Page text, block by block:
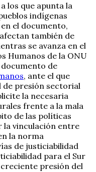
los que apunta la
indígenas
el documento,
también de
se avanza en el
Humanos de la ONU
de
, ante el que
de presión sectorial
la necesaria
frente a la mala
de las políticas
la vinculación entre
la norma
de justiciabilidad
para el Sur
presión del